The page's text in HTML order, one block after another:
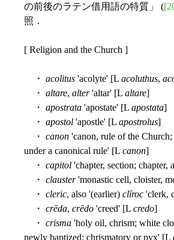
の前後のラテン借用語の特質」 (
照．
[ Religion and the Church ]
・ acolitus 'acolyte' [L acoluthus,
・ altare, alter'altar' [L altare]
・ apostrata 'apostate' [L apostata]
・ apostol 'apostle' [L apostrolus]
・ canon 'canon, rule of the
under a canonical rule' [L canon]
・ capitol 'chapter, section; chapter,
・ clauster'monastic cell, cloister,
・ cleric, also '(earlier) clīroc 'clerk,
・ crēda, crēdo 'creed' [L credo]
・ crisma 'holy oil, chrism; white
newly baptized; chrismatory or pyx' [L